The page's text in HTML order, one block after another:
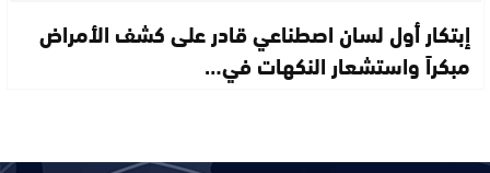
إبتكار أول لسان اصطناعي قادر على كشف الأمراض
مبكراً واستشعار النكهات في…